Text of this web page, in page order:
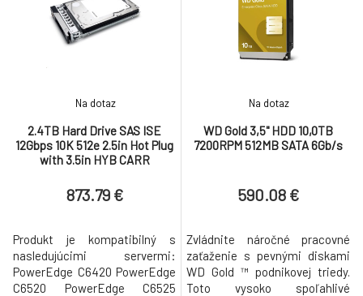
proti vibráciám a nízky príkon
vďaka technológii HelioSeal ™
[pre 12 TB a viac]. Pevný disk
efektívnosťou rackového
priestoru a chránený pomocou
Seagate Secure, ponúka
extrémnu špičkovú k
2.4TB Hard Drive SAS ISE
12Gbps 10K 512e 2.5in Hot Plug
with 3.5in HYB CARR
Na dotaz
873.79 €
Produkt je kompatibilný s
nasledujúcimi servermi:
PowerEdge C6420 PowerEdge
C6520 PowerEdge C6525
WD Gold 3,5" HDD 10,0TB
7200RPM 512MB SATA 6Gb/s
Na dotaz
590.08 €
Zvládnite náročné pracovné
zaťaženie s pevnými diskami
WD Gold ™ podnikovej triedy.
Toto vysoko spoľahlivé